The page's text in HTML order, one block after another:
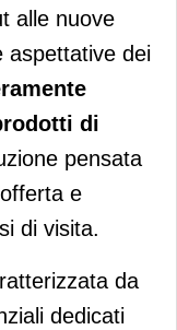
alle nuove
aspettative dei
di
pensata
e
di visita.
da
dedicati